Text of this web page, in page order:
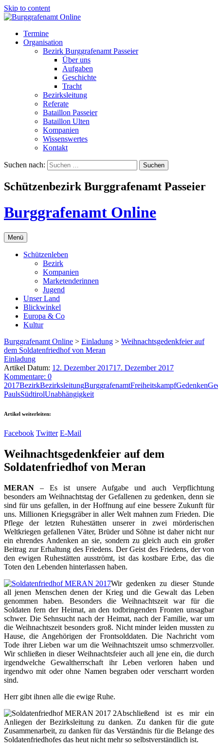
Skip to content
Termine
Organisation
Bezirk Burggrafenamt Passeier
Über uns
Aufgaben
Geschichte
Tracht
Bezirksleitung
Referate
Bataillon Passeier
Bataillon Ulten
Kompanien
Wissenswertes
Kontakt
Suchen nach:
Schützenbezirk Burggrafenamt Passeier
Burggrafenamt Online
Menü
Schützenleben
Bezirk
Kompanien
Marketenderinnen
Jugend
Unser Land
Blickwinkel
Europa & Co
Kultur
Burggrafenamt Online > Einladung > Weihnachtsgedenkfeier auf
dem Soldatenfriedhof von Meran
Einladung
Artikel Datum: 12. Dezember 201717. Dezember 2017
Kommentare: 0
2017BezirkBezirksleitungBurggrafenamtFreiheitskampfGedenken
PaulsSüdtirolUnabhängigkeit
Artikel weiterleiten:
Facebook Twitter E-Mail
Weihnachtsgedenkfeier auf dem
Soldatenfriedhof von Meran
MERAN – Es ist unsere Aufgabe und auch Verpflichtung
besonders am Weihnachtstag der Gefallenen zu gedenken, denn sie
sind für uns gefallen, in der Hoffnung auf eine bessere Zukunft für
uns. Millionen Kriegsgräber in aller Welt mahnen zum Frieden. Die
Pflege der letzten Ruhestätten unserer in zwei mörderischen
Weltkriegen gefallenen Väter, Brüder und Söhne ist daher nicht nur
ein ehrendes Andenken an sie, sondern zu gleich auch ein großer
Beitrag zur Erhaltung des Friedens. Der Geist des Friedens, der von
den ewigen Ruhestätten ausströmt, ist das kostbare Erbe, das die
Toten den Lebenden hinterlassen haben.
Wir gedenken zu dieser Stunde
all jenen Menschen denen der Krieg und die Gewalt das Leben
genommen haben. Besonders die Weihnachtszeit war für die
Soldaten fern der Heimat, an den todbringenden Fronten unsagbar
schwer. Die Sehnsucht nach der Heimat, nach der Familie, war um
die Weihnachtszeit besonders groß. Nicht minder leiden mussten zu
Hause, die Angehörigen der Frontsolddaten. Die Nachricht vom
Tode ihrer Lieben war um die Weihnachtszeit umso schmerzvoller.
Wir schließen in dieser Weihnachtsfeier auch all jene ein, die durch
irgendwelche Gewaltherrschaft ihr Leben verloren haben und
irgendwo mit oder ohne Namen begraben oder verscharrt worden
sind.
Herr gibt ihnen alle die ewige Ruhe.
Abschließend ist es mir ein
Anliegen der Bezirksleitung zu danken. Zu danken für die gute
Zusammenarbeit, zu danken für das Verständnis für die Belange des
Soldatenfriedhofes das heut nicht mehr so selbstverständlich ist.